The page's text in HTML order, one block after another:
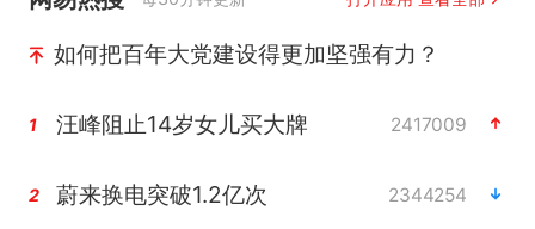
如何把百年大党建设得更加坚强有力？
1 汪峰阻止14岁女儿买大牌 2417009
2 蔚来换电突破1.2亿次 2344254